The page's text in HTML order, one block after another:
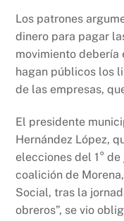
Los patrones
dinero para pagar
movimiento debería
hagan públicos los
de las empresas,
El presidente
Hernández López,
elecciones del 1°
coalición de
Social, tras la
obreros”, se vio